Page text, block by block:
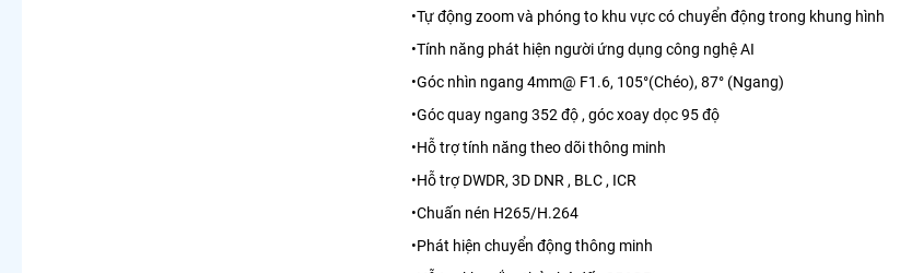
•Tự động zoom và phóng to khu vực có chuyển động trong khung hình
•Tính năng phát hiện người ứng dụng công nghệ AI
•Góc nhìn ngang 4mm@ F1.6, 105°(Chéo), 87° (Ngang)
•Góc quay ngang 352 độ , góc xoay dọc 95 độ
•Hỗ trợ tính năng theo dõi thông minh
•Hỗ trợ DWDR, 3D DNR , BLC , ICR
•Chuấn nén H265/H.264
•Phát hiện chuyển động thông minh